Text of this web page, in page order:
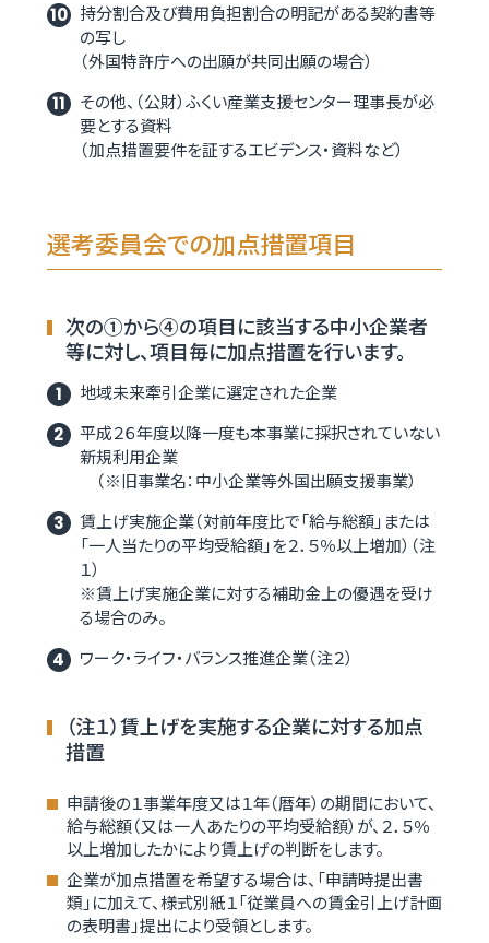
持分割合及び費用負担割合の明記がある契約書等
の写し
（外国特許庁への出願が共同出願の場合）
その他、（公財）ふくい産業支援センター理事長が必
要とする資料
（加点措置要件を証するエビデンス・資料など）
選考委員会での加点措置項目
次の①から④の項目に該当する中小企業者
等に対し、項目毎に加点措置を行います。
地域未来牽引企業に選定された企業
平成２６年度以降一度も本事業に採択されていない
新規利用企業
（※旧事業名：中小企業等外国出願支援事業）
賃上げ実施企業（対前年度比で「給与総額」または
「一人当たりの平均受給額」を２．５％以上増加）（注
１）
※賃上げ実施企業に対する補助金上の優遇を受け
る場合のみ。
ワーク・ライフ・バランス推進企業（注２）
（注１）賃上げを実施する企業に対する加点
措置
申請後の１事業年度又は１年（暦年）の期間において、
給与総額（又は一人あたりの平均受給額）が、２．５％
以上増加したかにより賃上げの判断をします。
企業が加点措置を希望する場合は、「申請時提出書
類」に加えて、様式別紙１「従業員への賃金引上げ計画
の表明書」提出により受領とします。